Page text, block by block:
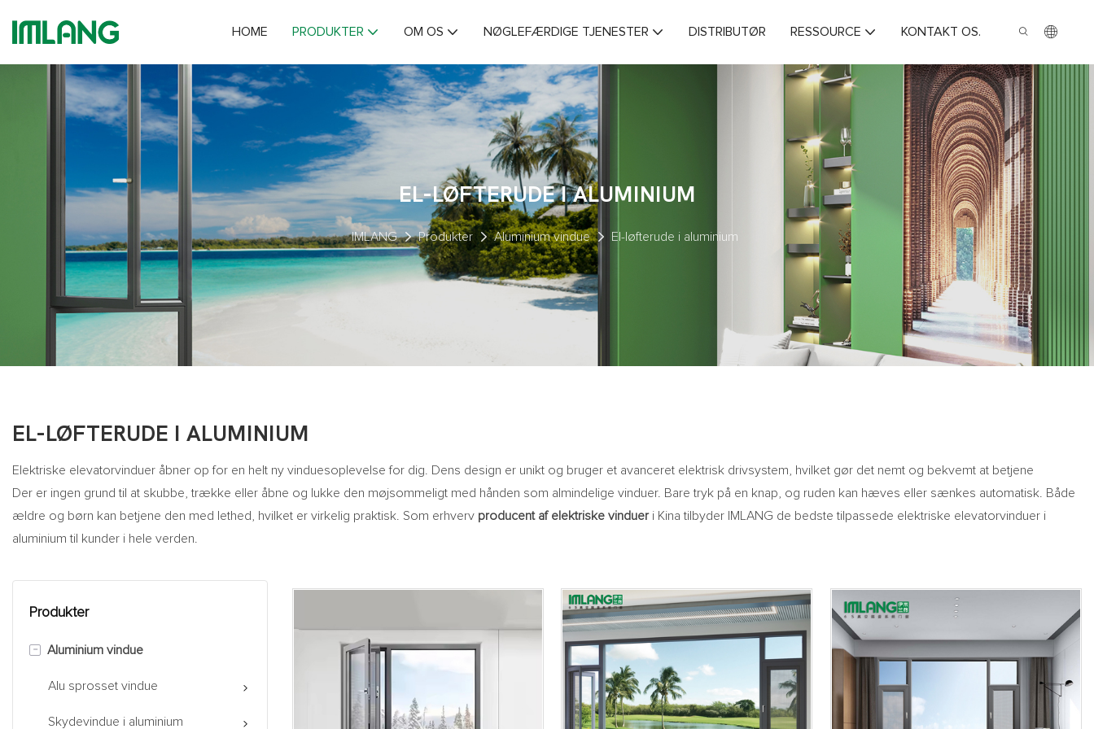
HOME PRODUKTER OM OS NØGLEFÆRDIGE TJENESTER DISTRIBUTØR RESSOURCE KONTAKT OS.
EL-LØFTERUDE I ALUMINIUM
IMLANG Produkter Aluminium vindue El-løfterude i aluminium
EL-LØFTERUDE I ALUMINIUM
Elektriske elevatorvinduer åbner op for en helt ny vinduesoplevelse for dig. Dens design er unikt og bruger et avanceret elektrisk drivsystem, hvilket gør det nemt og bekvemt at betjene
Der er ingen grund til at skubbe, trække eller åbne og lukke den møjsommeligt med hånden som almindelige vinduer. Bare tryk på en knap, og ruden kan hæves eller sænkes automatisk. Både
ældre og børn kan betjene den med lethed, hvilket er virkelig praktisk. Som erhverv producent af elektriske vinduer i Kina tilbyder IMLANG de bedste tilpassede elektriske elevatorvinduer i
aluminium til kunder i hele verden.
Produkter
- Aluminium vindue
Alu sprosset vindue
Skydevindue i aluminium